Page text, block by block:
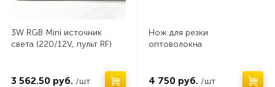
3W RGB Mini источник
света (220/12V, пульт RF)
3 562.50 руб. /шт
Нож для резки
оптоволокна
4 750 руб. /шт